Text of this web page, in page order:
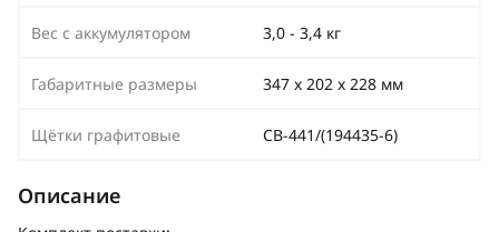
Вес с аккумулятором 3,0 - 3,4 кг
Габаритные размеры 347 х 202 х 228 мм
Щётки графитовые СВ-441/(194435-6)
Описание